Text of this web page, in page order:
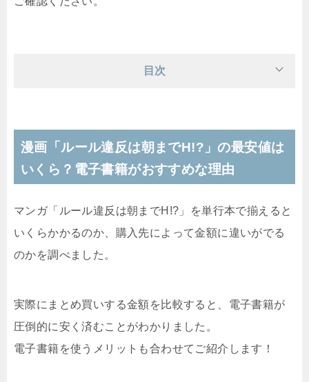
目次
漫画「ルール違反は朝までH!?」の最安値は
いくら？電子書籍がおすすめな理由
マンガ「ルール違反は朝までH!?」を単行本で揃えると
いくらかかるのか、購入先によって金額に違いがでる
のかを調べました。
実際にまとめ買いする金額を比較すると、電子書籍が
圧倒的に安く済むことがわかりました。
電子書籍を使うメリットも合わせてご紹介します！